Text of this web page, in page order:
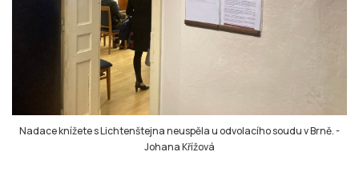
Nadace knížete s Lichtenštejna neuspěla u odvolacího soudu v Brně.-
Johana Křížová